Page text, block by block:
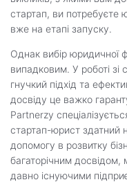
стартап, ви потребуєте
вже на етапі запуску.
Однак вибір юридичної
випадковим. У роботі
гнучкий підхід та
досвіду це важко
Partnerzy
стартап-юрист здатний
допомогу в розвитку
багаторічним досвідом,
давно існуючими